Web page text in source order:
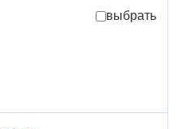
выбрать